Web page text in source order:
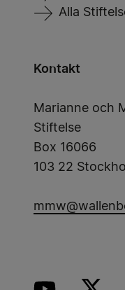
Alla
Kontakt
Marianne och
Stiftelse
Box 16066
103 22